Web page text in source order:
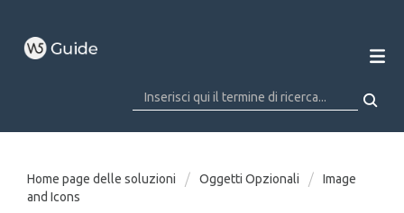
Home page delle soluzioni Oggetti Opzionali
Image
and Icons